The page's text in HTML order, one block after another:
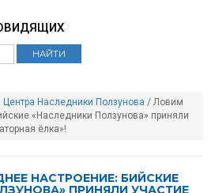
Центра Наследники Ползунова / Ловим
«Наследники Ползунова» приняли
ёлка»!
НАСТРОЕНИЕ: БИЙСКИЕ
ПРИНЯЛИ УЧАСТИЕ